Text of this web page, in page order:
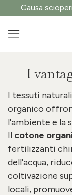
Causa
I
I tessuti
organico
l'ambiente e la
Il cotone
fertilizzanti
dell'acqua,
coltivazione
locali,